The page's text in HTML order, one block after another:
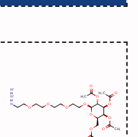
甲基)-2-硝基苯氧基)-6-(甲氧